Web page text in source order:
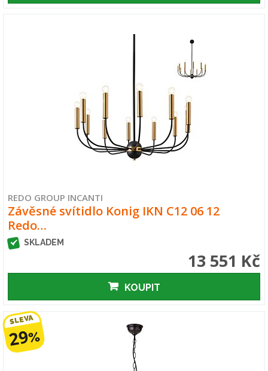
REDO GROUP INCANTI
Závěsné svítidlo Konig IKN C12 06 12
Redo…
SKLADEM
13 551 Kč
KOUPIT
SLEVA
29%